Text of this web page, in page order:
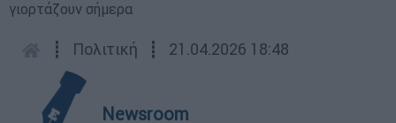
γιορτάζουν σήμερα
┋ Πολιτική ┋ 21.04.2026 18:48
Newsroom